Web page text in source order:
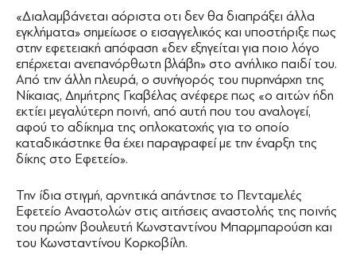
«Διαλαμβάνεται αόριστα οτι δεν θα διαπράξει άλλα
εγκλήματα» σημείωσε ο εισαγγελικός και υποστήριξε πως
στην εφετειακή απόφαση «δεν εξηγείται για ποιο λόγο
επέρχεται ανεπανόρθωτη βλάβη» στο ανήλικο παιδί του.
Από την άλλη πλευρά, ο συνήγορός του πυρηνάρχη της
Νίκαιας, Δημήτρης Γκαβέλας ανέφερε πως «ο αιτών ήδη
εκτίει μεγαλύτερη ποινή, από αυτή που του αναλογεί,
αφού το αδίκημα της οπλοκατοχής για το οποίο
καταδικάστηκε θα έχει παραγραφεί με την έναρξη της
δίκης στο Εφετείο».
Την ίδια στιγμή, αρνητικά απάντησε το Πενταμελές
Εφετείο Αναστολών στις αιτήσεις αναστολής της ποινής
του πρώην βουλευτή Κωνσταντίνου Μπαρμπαρούση και
του Κωνσταντίνου Κορκοβίλη.